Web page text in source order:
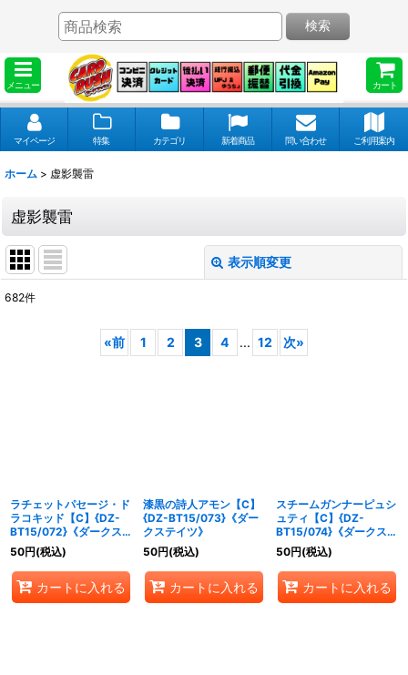
メニュー カート
検索
マイページ 特集 カテゴリ 新着商品 問い合わせ ご利用案内
ホーム > 虚影襲雷
虚影襲雷
表示順変更
682件
«前 1 2 3 4 ... 12 次»
ラチェットパセージ・ド
ラコキッド【C】{DZ-
BT15/072}《ダークス
テイツ》
50円(税込)
カートに入れる
漆黒の詩人アモン【C】
{DZ-BT15/073}《ダー
クステイツ》
50円(税込)
カートに入れる
スチームガンナーピュシ
ュティ【C】{DZ-
BT15/074}《ダークステ
イツ》
50円(税込)
カートに入れる